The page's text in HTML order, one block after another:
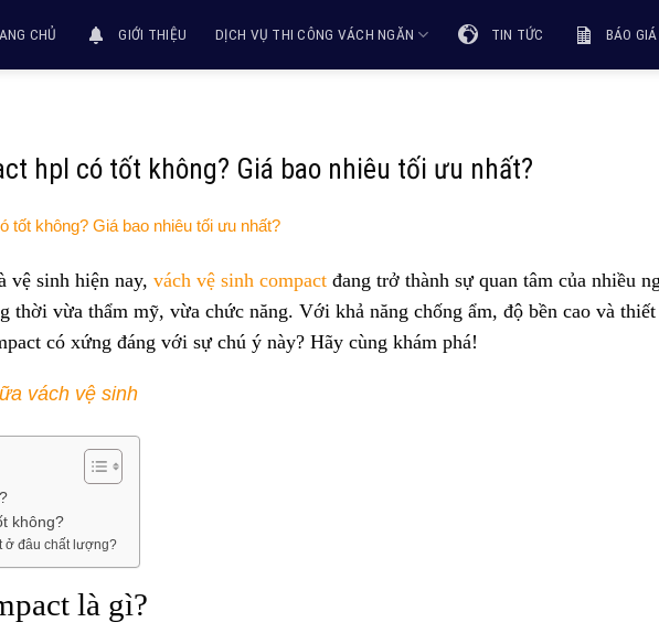
CHỦ GIỚI THIỆU DỊCH VỤ THI CÔNG VÁCH NGĂN TIN TỨC BÁO GIÁ
hpl có tốt không? Giá bao nhiêu tối ưu nhất?
vệ sinh hiện nay, vách vệ sinh compact đang trở thành sự quan tâm của nhiều
thời vừa thẩm mỹ, vừa chức năng. Với khả năng chống ẩm, độ bền cao và thiết
có xứng đáng với sự chú ý này? Hãy cùng khám phá!
vách vệ sinh
không?
ở đâu chất lượng?
là gì?